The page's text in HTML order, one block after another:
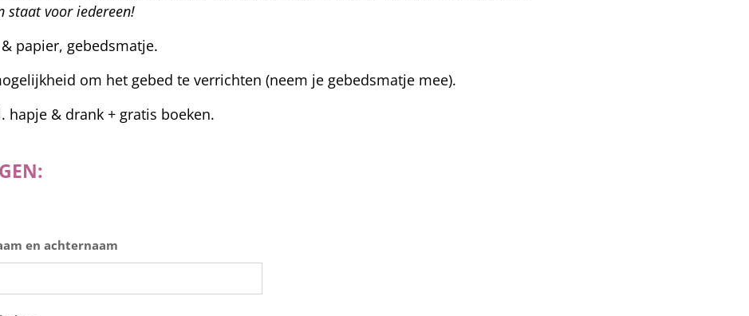
staat voor iedereen!
papier, gebedsmatje.
om het gebed te verrichten (neem je gebedsmatje mee).
hapje & drank + gratis boeken.
en achternaam